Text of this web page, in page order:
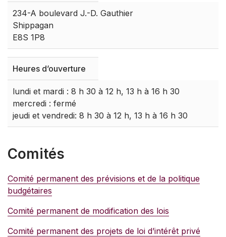
234-A boulevard J.-D. Gauthier
Shippagan
E8S 1P8
Heures d’ouverture
lundi et mardi : 8 h 30 à 12 h, 13 h à 16 h 30
mercredi : fermé
jeudi et vendredi: 8 h 30 à 12 h, 13 h à 16 h 30
Comités
Comité permanent des prévisions et de la politique
budgétaires
Comité permanent de modification des lois
Comité permanent des projets de loi d’intérêt privé